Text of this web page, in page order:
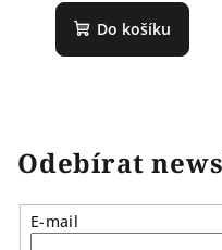
Do košíku
Odebírat
E-mail